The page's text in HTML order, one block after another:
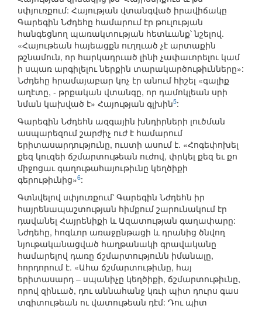
սփյուռքում: Հայության վտանգված իրավիճակը
Գարեգին Նժդեհը համարում էր թուլության
հանգեցնող պառակտության հետևանք՝ նշելով.
«Հայութեան հայեացքն ուղղւած չէ արտաքին
թշնամուն, որ հարկադրւած լինի չափաւորելու կամ
ի սպառ արգիլելու ներքին տարակարծութիւնները»:
Նժդեհը հրամայաբար կոչ էր անում հիշել «գալիք
աղէտը, - թրքական վտանգը, որ դամոկլեան սրի
նման կախված է» Հայության գլխին5:
Գարեգին Նժդեհն ազգային խնդիրների լուծման
ասպարեզում շարժիչ ուժ է համարում
երիտասարդությունը, ուստի ասում է. «Հոգեփոխել
քեզ կուզեի ճշմարտութեան ուժով, փրկել քեզ եւ քո
միջոցաւ գաղութահայութիւնը կեղծիքի
գերութիւնից»6:
Գտնվելով սփյուռքում՝ Գարեգին Նժդեհն իր
հայրենապաշտության հիմքում շարունակում էր
դավանել Հայրենիքի և Ազատության գաղափարը:
Նժդեհը, հոգևոր առաջընթացի և դրանից ծնվող
նյութականացված հաղթանակի գրավականը
համարելով դառը ճշմարտությունն իմանալը,
հորդորում է. «Ահա ճշմարտութիւնը, հայ
երիտասարդ – սպանիչը կեղծիքի, ճշմարտութիւնը,
որով զինւած, դու աննահանջ կռւի պիտ դուրս գաս
տգիտութեան ու վատութեան դէմ: Դու պիտ